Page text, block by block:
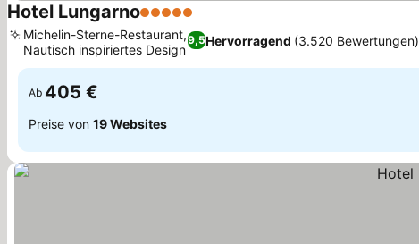
Hotel Lungarno5 Sterne
9,5Hervorragend (3.520 Bewertungen)
Michelin-Sterne-Restaurant,
Nautisch inspiriertes Design
Ab 405 €
Preise von 19 Websites